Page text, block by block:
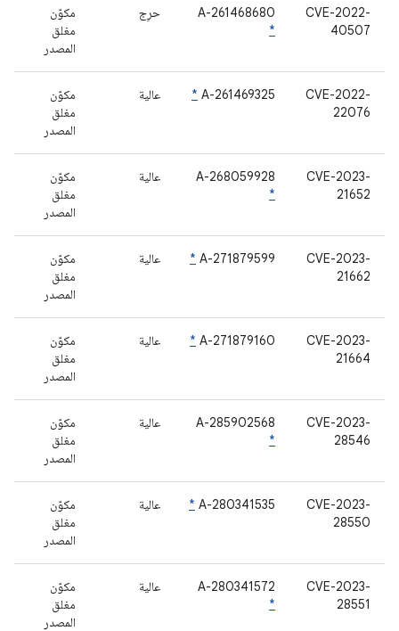
CVE-2022-
40507
A-261468680
*
حرِج
مكوّن
مغلق
المصدر
CVE-2022-
22076
A-261469325
* عالية
مكوّن
مغلق
المصدر
CVE-2023-
21652
A-268059928
*
عالية
مكوّن
مغلق
المصدر
CVE-2023-
21662
A-271879599
* عالية
مكوّن
مغلق
المصدر
CVE-2023-
21664
A-271879160
* عالية
مكوّن
مغلق
المصدر
CVE-2023-
28546
A-285902568
*
عالية
مكوّن
مغلق
المصدر
CVE-2023-
28550
A-280341535
* عالية
مكوّن
مغلق
المصدر
CVE-2023-
28551
A-280341572
*
عالية
مكوّن
مغلق
المصدر